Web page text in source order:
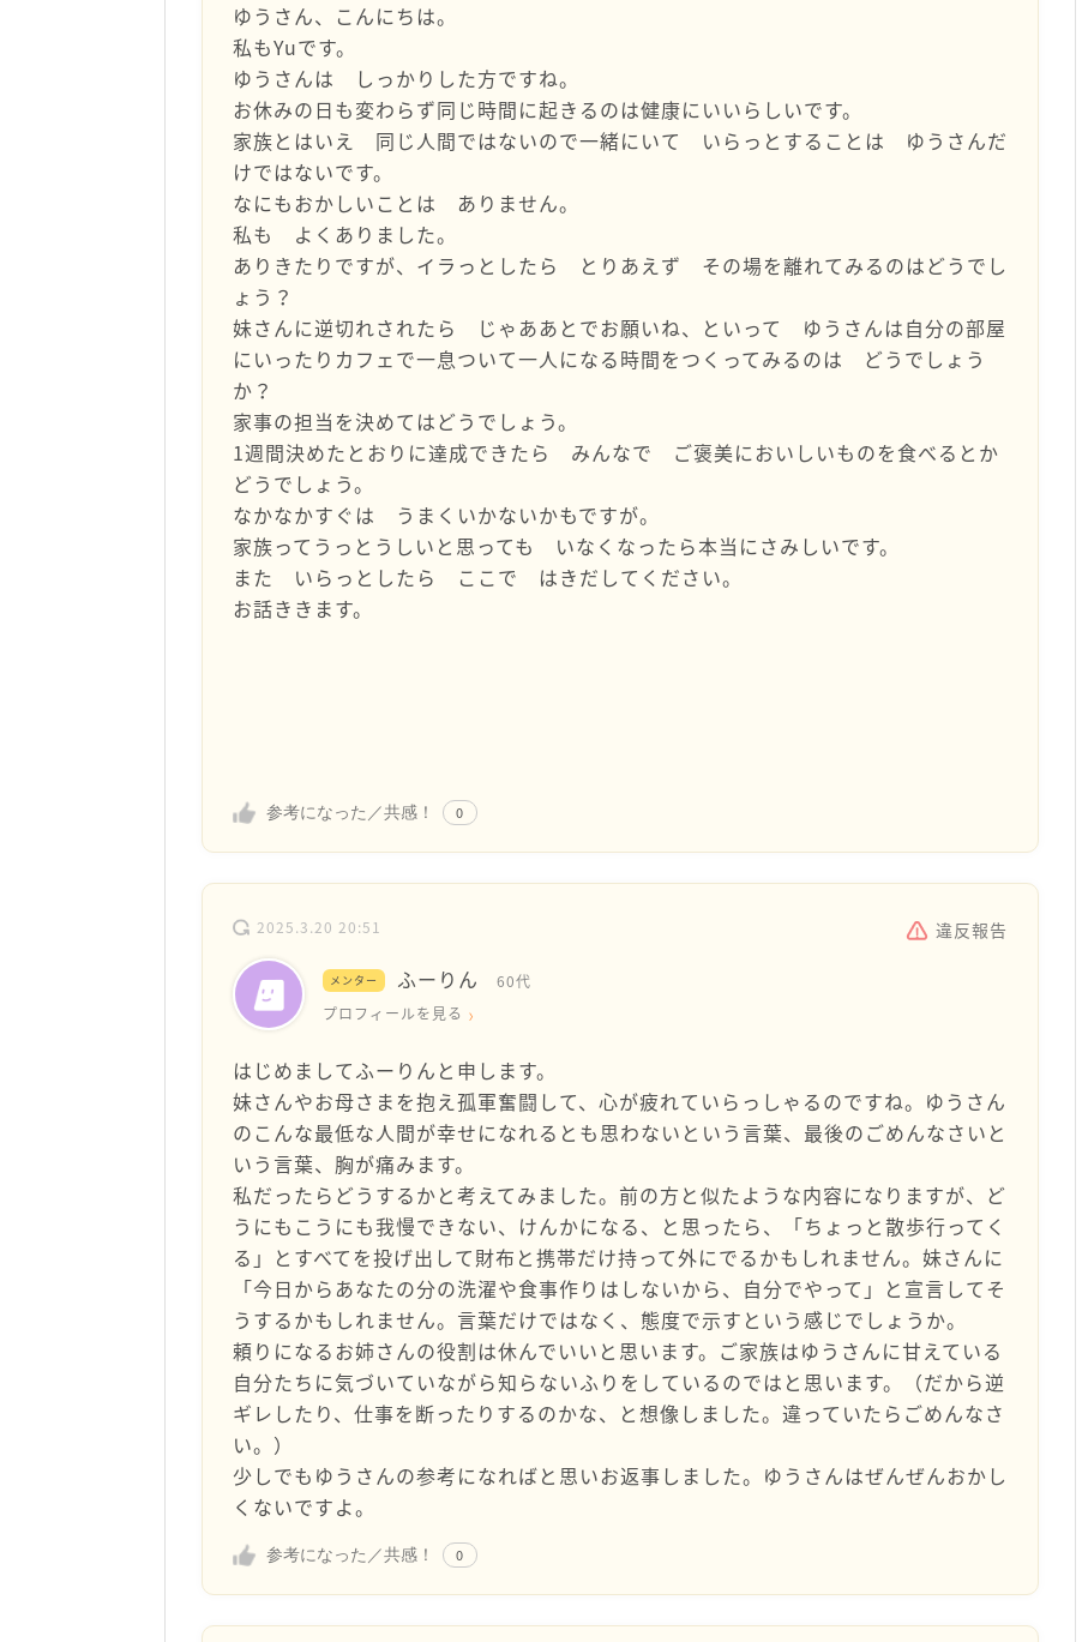
ゆうさん、こんにちは。
私もYuです。
ゆうさんは しっかりした方ですね。
お休みの日も変わらず同じ時間に起きるのは健康にいいらしいです。
家族とはいえ 同じ人間ではないので一緒にいて いらっとすることは ゆうさんだ
けではないです。
なにもおかしいことは ありません。
私も よくありました。
ありきたりですが、イラっとしたら とりあえず その場を離れてみるのはどうでし
ょう？
妹さんに逆切れされたら じゃああとでお願いね、といって ゆうさんは自分の部屋
にいったりカフェで一息ついて一人になる時間をつくってみるのは どうでしょう
か？
家事の担当を決めてはどうでしょう。
1週間決めたとおりに達成できたら みんなで ご褒美においしいものを食べるとか
どうでしょう。
なかなかすぐは うまくいかないかもですが。
家族ってうっとうしいと思っても いなくなったら本当にさみしいです。
また いらっとしたら ここで はきだしてください。
お話ききます。
参考になった／共感！ 0
2025.3.20 20:51 違反報告
メンター ふーりん
60代
プロフィールを見る
はじめましてふーりんと申します。
妹さんやお母さまを抱え孤軍奮闘して、心が疲れていらっしゃるのですね。ゆうさん
のこんな最低な人間が幸せになれるとも思わないという言葉、最後のごめんなさいと
いう言葉、胸が痛みます。
私だったらどうするかと考えてみました。前の方と似たような内容になりますが、ど
うにもこうにも我慢できない、けんかになる、と思ったら、「ちょっと散歩行ってく
る」とすべてを投げ出して財布と携帯だけ持って外にでるかもしれません。妹さんに
「今日からあなたの分の洗濯や食事作りはしないから、自分でやって」と宣言してそ
うするかもしれません。言葉だけではなく、態度で示すという感じでしょうか。
頼りになるお姉さんの役割は休んでいいと思います。ご家族はゆうさんに甘えている
自分たちに気づいていながら知らないふりをしているのではと思います。（だから逆
ギレしたり、仕事を断ったりするのかな、と想像しました。違っていたらごめんなさ
い。）
少しでもゆうさんの参考になればと思いお返事しました。ゆうさんはぜんぜんおかし
くないですよ。
参考になった／共感！ 0